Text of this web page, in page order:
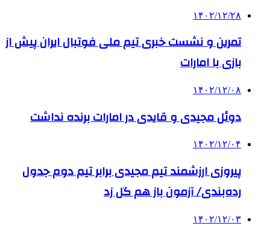
۱۴۰۲/۱۲/۲۸
تمرین و نشست خبری تیم ملی فوتبال ایران پیش از
بازی با امارات
۱۴۰۲/۱۲/۰۸
دوئل مجیدی و قایدی در امارات برنده نداشت
۱۴۰۲/۱۲/۰۴
پیروزی ارزشمند تیم مجیدی برابر تیم دوم جدول
رده‌بندی/ آزمون باز هم گل زد
۱۴۰۲/۱۲/۰۳